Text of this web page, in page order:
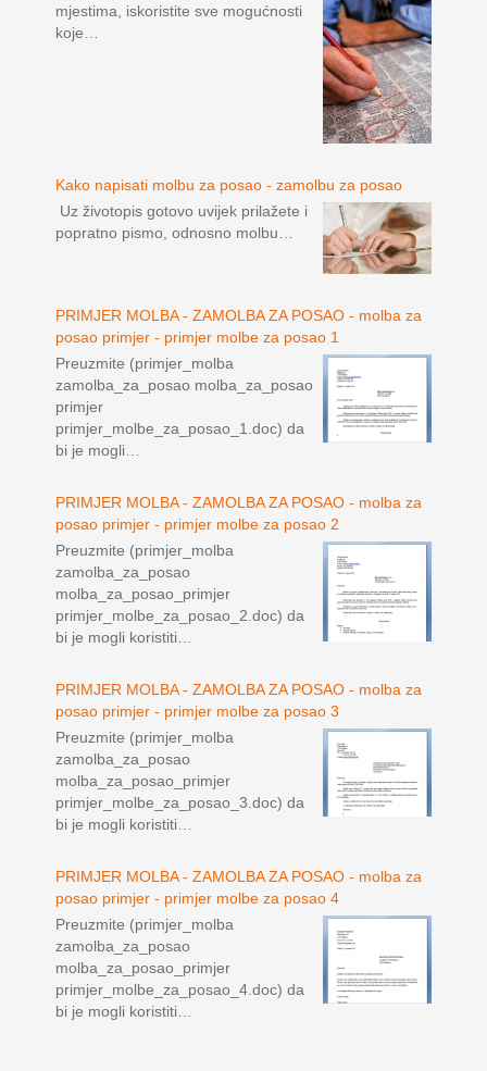
mjestima, iskoristite sve mogućnosti
koje…
Kako napisati molbu za posao - zamolbu za posao
Uz životopis gotovo uvijek prilažete i
popratno pismo, odnosno molbu…
PRIMJER MOLBA - ZAMOLBA ZA POSAO - molba za
posao primjer - primjer molbe za posao 1
Preuzmite (primjer_molba
zamolba_za_posao molba_za_posao
primjer
primjer_molbe_za_posao_1.doc) da
bi je mogli…
PRIMJER MOLBA - ZAMOLBA ZA POSAO - molba za
posao primjer - primjer molbe za posao 2
Preuzmite (primjer_molba
zamolba_za_posao
molba_za_posao_primjer
primjer_molbe_za_posao_2.doc) da
bi je mogli koristiti…
PRIMJER MOLBA - ZAMOLBA ZA POSAO - molba za
posao primjer - primjer molbe za posao 3
Preuzmite (primjer_molba
zamolba_za_posao
molba_za_posao_primjer
primjer_molbe_za_posao_3.doc) da
bi je mogli koristiti…
PRIMJER MOLBA - ZAMOLBA ZA POSAO - molba za
posao primjer - primjer molbe za posao 4
Preuzmite (primjer_molba
zamolba_za_posao
molba_za_posao_primjer
primjer_molbe_za_posao_4.doc) da
bi je mogli koristiti…